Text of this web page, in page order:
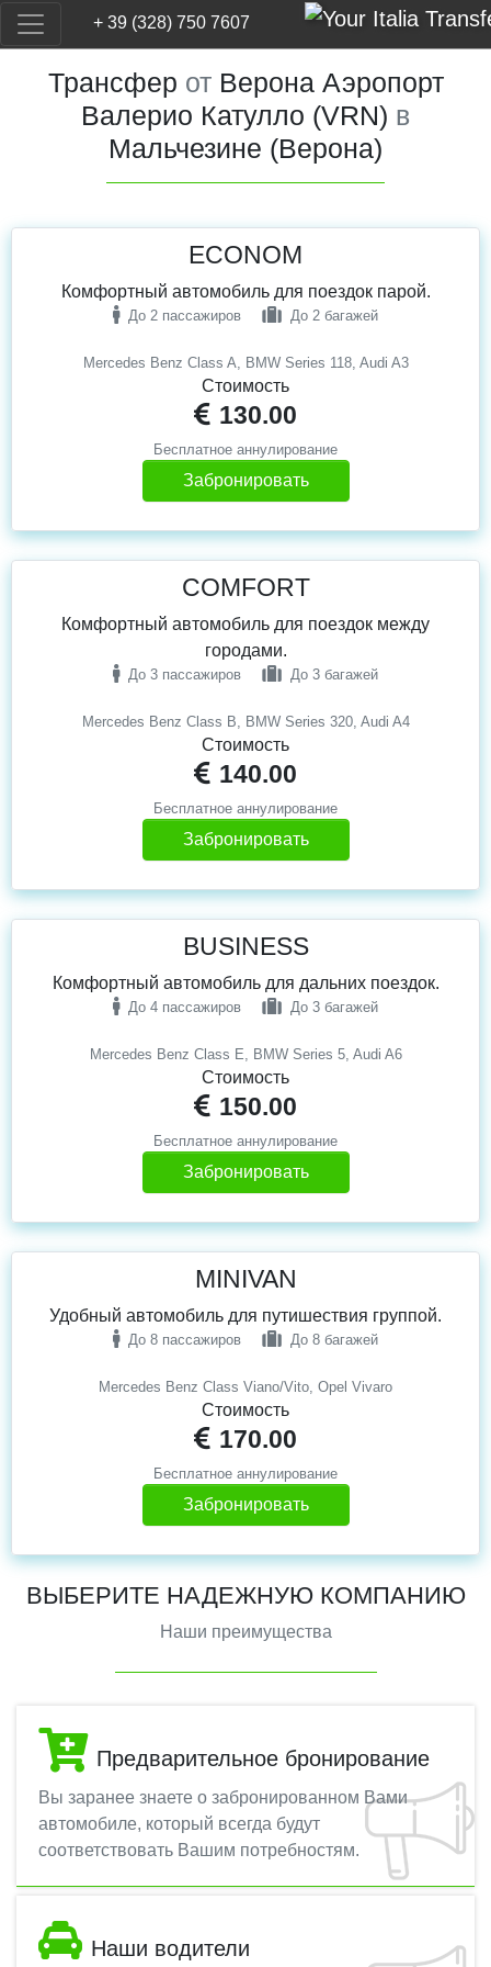
+ 39 (328) 750 7607
Трансфер отВерона Аэропорт
Валерио Катулло (VRN) в
Мальчезине (Верона)
Mercedes Benz Class A, BMW Series 118, Audi A3
ECONOM
Комфортный автомобиль для поездок парой.
До 2 пассажиров До 2 багажей
Стоимость
130.00
Бесплатное аннулирование
Забронировать
Mercedes Benz Class B, BMW Series 320, Audi A4
COMFORT
Комфортный автомобиль для поездок между
городами.
До 3 пассажиров До 3 багажей
Стоимость
140.00
Бесплатное аннулирование
Забронировать
Mercedes Benz Class E, BMW Series 5, Audi A6
BUSINESS
Комфортный автомобиль для дальних поездок.
До 4 пассажиров До 3 багажей
Стоимость
150.00
Бесплатное аннулирование
Забронировать
Mercedes Benz Class Viano/Vito, Opel Vivaro
MINIVAN
Удобный автомобиль для путишествия группой.
До 8 пассажиров До 8 багажей
Стоимость
170.00
Бесплатное аннулирование
Забронировать
ВЫБЕРИТЕ НАДЕЖНУЮ КОМПАНИЮ
Наши преимущества
Предварительное бронирование
Вы заранее знаете о забронированном Вами
автомобиле, который всегда будут
соответствовать Вашим потребностям.
Наши водители